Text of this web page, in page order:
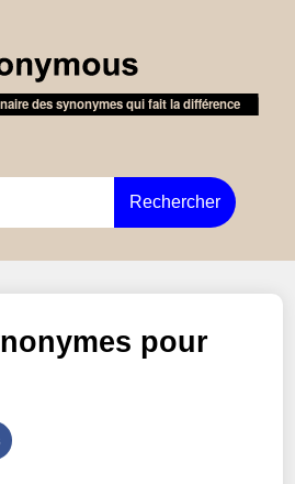
Rechercher
pour